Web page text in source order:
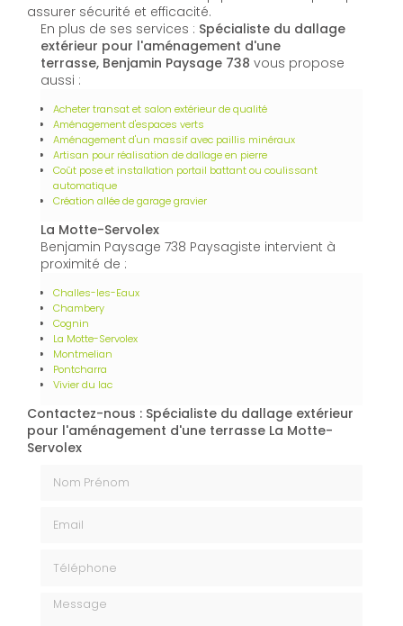
assurer sécurité et efficacité.
En plus de ses services : Spécialiste du dallage
extérieur pour l'aménagement d'une
terrasse, Benjamin Paysage 738 vous propose
aussi :
Acheter transat et salon extérieur de qualité
Aménagement d'espaces verts
Aménagement d'un massif avec paillis minéraux
Artisan pour réalisation de dallage en pierre
Coût pose et installation portail battant ou coulissant
automatique
Création allée de garage gravier
La Motte-Servolex
Benjamin Paysage 738 Paysagiste intervient à
proximité de :
Challes-les-Eaux
Chambery
Cognin
La Motte-Servolex
Montmelian
Pontcharra
Vivier du lac
Contactez-nous : Spécialiste du dallage extérieur
pour l'aménagement d'une terrasse La Motte-
Servolex
Message